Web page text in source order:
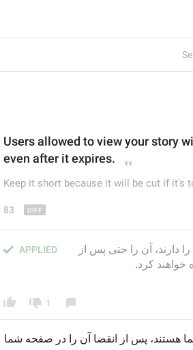
Users allowed to view your story
even after it expires.
Keep it short because it will be cut if it's
83
APPLIED
کرد.
1
هستند، پس از انقضا آن را در صفحه